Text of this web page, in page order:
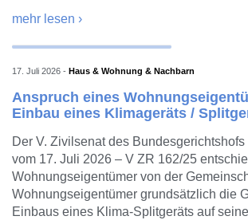
mehr lesen ›
17. Juli 2026 - Haus & Wohnung & Nachbarn
Anspruch eines
Einbau eines Klimageräts /
Der V. Zivilsenat des Bundesgerichtshofs
vom 17. Juli 2026 – V ZR 162/25
Wohnungseigentümer von der
Wohnungseigentümer grundsätzlich die
Einbaus eines Klima-Splitgeräts auf